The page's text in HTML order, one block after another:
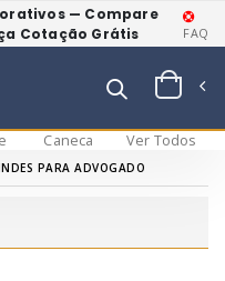
— Compare
Cotação Grátis
FAQ
Caneca Ver Todos
PARA ADVOGADO